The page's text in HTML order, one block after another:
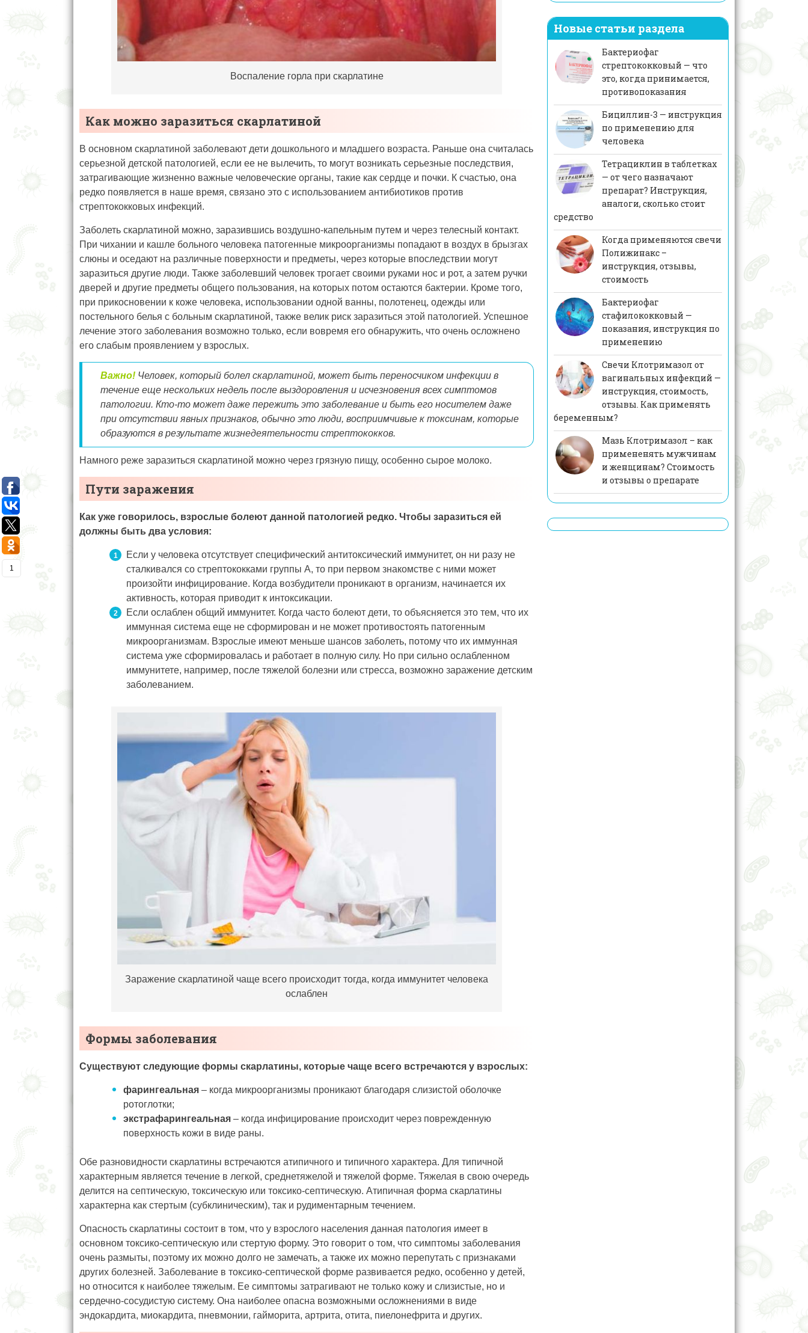
Воспаление горла при скарлатине
Как можно заразиться скарлатиной
В основном скарлатиной заболевают дети дошкольного и младшего возраста. Раньше она считалась
серьезной детской патологией, если ее не вылечить, то могут возникать серьезные последствия,
затрагивающие жизненно важные человеческие органы, такие как сердце и почки. К счастью, она
редко появляется в наше время, связано это с использованием антибиотиков против
стрептококковых инфекций.
Заболеть скарлатиной можно, заразившись воздушно-капельным путем и через телесный контакт.
При чихании и кашле больного человека патогенные микроорганизмы попадают в воздух в брызгах
слюны и оседают на различные поверхности и предметы, через которые впоследствии могут
заразиться другие люди. Также заболевший человек трогает своими руками нос и рот, а затем ручки
дверей и другие предметы общего пользования, на которых потом остаются бактерии. Кроме того,
при прикосновении к коже человека, использовании одной ванны, полотенец, одежды или
постельного белья с больным скарлатиной, также велик риск заразиться этой патологией. Успешное
лечение этого заболевания возможно только, если вовремя его обнаружить, что очень осложнено
его слабым проявлением у взрослых.
Важно! Человек, который болел скарлатиной, может быть переносчиком инфекции в
течение еще нескольких недель после выздоровления и исчезновения всех симптомов
патологии. Кто-то может даже пережить это заболевание и быть его носителем даже
при отсутствии явных признаков, обычно это люди, восприимчивые к токсинам, которые
образуются в результате жизнедеятельности стрептококков.
Намного реже заразиться скарлатиной можно через грязную пищу, особенно сырое молоко.
Пути заражения
Как уже говорилось, взрослые болеют данной патологией редко. Чтобы заразиться ей
должны быть два условия:
Если у человека отсутствует специфический антитоксический иммунитет, он ни разу не
сталкивался со стрептококками группы А, то при первом знакомстве с ними может
произойти инфицирование. Когда возбудители проникают в организм, начинается их
активность, которая приводит к интоксикации.
Если ослаблен общий иммунитет. Когда часто болеют дети, то объясняется это тем, что их
иммунная система еще не сформирован и не может противостоять патогенным
микроорганизмам. Взрослые имеют меньше шансов заболеть, потому что их иммунная
система уже сформировалась и работает в полную силу. Но при сильно ослабленном
иммунитете, например, после тяжелой болезни или стресса, возможно заражение детским
заболеванием.
Заражение скарлатиной чаще всего происходит тогда, когда иммунитет человека
ослаблен
Формы заболевания
Существуют следующие формы скарлатины, которые чаще всего встречаются у взрослых:
фарингеальная – когда микроорганизмы проникают благодаря слизистой оболочке
ротоглотки;
экстрафарингеальная – когда инфицирование происходит через поврежденную
поверхность кожи в виде раны.
Обе разновидности скарлатины встречаются атипичного и типичного характера. Для типичной
характерным является течение в легкой, среднетяжелой и тяжелой форме. Тяжелая в свою очередь
делится на септическую, токсическую или токсико-септическую. Атипичная форма скарлатины
характерна как стертым (субклиническим), так и рудиментарным течением.
Опасность скарлатины состоит в том, что у взрослого населения данная патология имеет в
основном токсико-септическую или стертую форму. Это говорит о том, что симптомы заболевания
очень размыты, поэтому их можно долго не замечать, а также их можно перепутать с признаками
других болезней. Заболевание в токсико-септической форме развивается редко, особенно у детей,
но относится к наиболее тяжелым. Ее симптомы затрагивают не только кожу и слизистые, но и
сердечно-сосудистую систему. Она наиболее опасна возможными осложнениями в виде
эндокардита, миокардита, пневмонии, гайморита, артрита, отита, пиелонефрита и других.
Новые статьи раздела
Бактериофаг
стрептококковый — что
это, когда принимается,
противопоказания
Бициллин-3 — инструкция
по применению для
человека
Тетрациклин в таблетках
— от чего назначают
препарат? Инструкция,
аналоги, сколько стоит
средство
Когда применяются свечи
Полижинакс –
инструкция, отзывы,
стоимость
Бактериофаг
стафилококковый —
показания, инструкция по
применению
Свечи Клотримазол от
вагинальных инфекций —
инструкция, стоимость,
отзывы. Как применять
беременным?
Мазь Клотримазол – как
примененять мужчинам
и женщинам? Стоимость
и отзывы о препарате
1